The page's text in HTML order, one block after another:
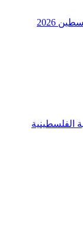
2026
الفلسطينية